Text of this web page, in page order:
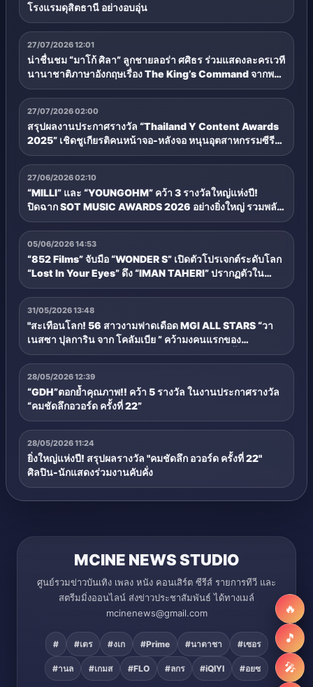
โรงแรมดุสิตธานี อย่างอบอุ่น
27/07/2026 12:01
น่าชื่นชม “มาโก้ ศิลา” ลูกชายลอร่า ศศิธร ร่วมแสดงละครเวที
นานาชาติภาษาอังกฤษเรื่อง The King’s Command จากพระ
ราชนิพนธ์รัชกาลที่ 6 ฉายแววพร้อมสู่วงการบันเทิง
27/07/2026 02:00
สรุปผลงานประกาศรางวัล “Thailand Y Content Awards
2025” เชิดชูเกียรติคนหน้าจอ-หลังจอ หนุนอุตสาหกรรมซีรีส์
วายไทยสู่สากล
27/06/2026 02:10
“MILLI” และ “YOUNGOHM” คว้า 3 รางวัลใหญ่แห่งปี!
ปิดฉาก SOT MUSIC AWARDS 2026 อย่างยิ่งใหญ่ รวมพลัง
คนดนตรี สร้างประวัติศาสตร์หน้าใหม่ของอุตสาหกรรมดนตรี
ไทย
05/06/2026 14:53
“852 Films” จับมือ “WONDER S” เปิดตัวโปรเจกต์ระดับโลก
“Lost In Your Eyes” ดึง “IMAN TAHERI” ปรากฏตัวใน
ไทย!! กระทบไหล่เซเลบฮ่องกง “โจซี โฮ - คอนรอย ชาน”
ท่ามกลางทัพดารา-อินฟลู ร่วมเดินพรมแดงคับคั่ง
31/05/2026 13:48
"สะเทือนโลก! 56 สาวงามฟาดเดือด MGI ALL STARS “วา
เนสซา ปุลการิน จาก โคลัมเบีย ” คว้ามงคนแรกของ
ประวัติศาสตร์ รอประชัน รักษาแชมป์ มงครบ 3 ครั้ง รับทันที 1
ล้านเหรียญดอลล่าร์สหรัฐ - 36 ล้านบาท!!
28/05/2026 12:39
“GDH”ตอกย้ำคุณภาพ!! คว้า 5 รางวัล ในงานประกาศรางวัล
“คมชัดลึกอวอร์ด ครั้งที่ 22”
28/05/2026 11:24
ยิ่งใหญ่แห่งปี! สรุปผลรางวัล "คมชัดลึก อวอร์ด ครั้งที่ 22"
ศิลปิน-นักแสดงร่วมงานคับคั่ง
MCINE NEWS STUDIO
ศูนย์รวมข่าวบันเทิง เพลง หนัง คอนเสิร์ต ซีรีส์ รายการทีวี และ
สตรีมมิ่งออนไลน์ ส่งข่าวประชาสัมพันธ์ ได้ทางเมล์
mcinenews@gmail.com
# #เตร #งเก #Prime #นาตาชา #เซอร
#านล #เกมส #FLO #ลกร #iQIYI #อยซ
🔥
🎵
🎤